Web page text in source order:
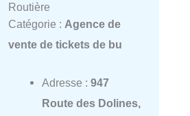
Routière
Catégorie : Agence de
vente de tickets de bu
Adresse : 947
Route des Dolines,